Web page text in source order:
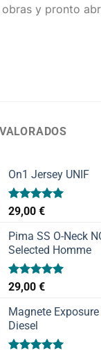
y pronto
On1 Jersey UNIF
Valorado
con
de 5
29,00 €
Pima SS O-Neck
Selected Homme
Valorado
con
de 5
29,00 €
Magnete Exposure
Diesel